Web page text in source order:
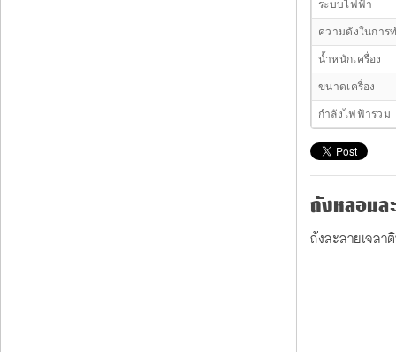
ระบบไฟฟ้า
ความดังในการ
น้ำหนักเครื่อง
ขนาดเครื่อง
กำลังไฟฟ้ารวม
ถังหลอมละ
ถังละลายเจลาติ